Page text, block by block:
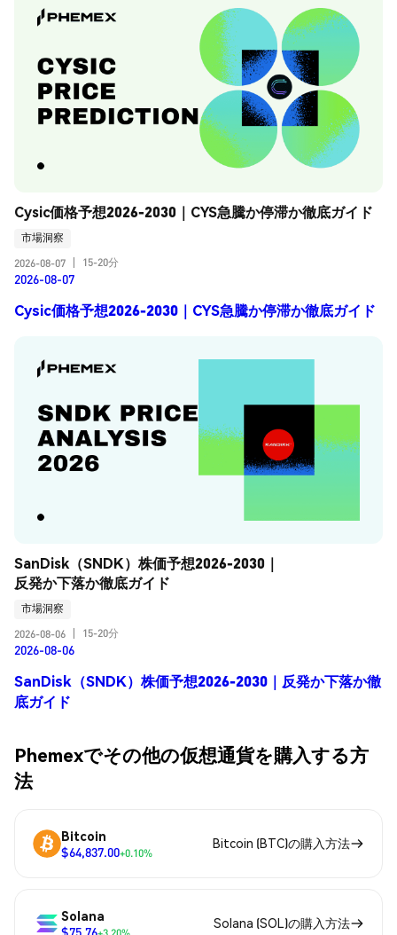
Cysic価格予想2026-2030｜CYS急騰か停滞か徹底ガイド
市場洞察
2026-08-07
15-20分
2026-08-07
Cysic価格予想2026-2030｜CYS急騰か停滞か徹底ガイド
SanDisk（SNDK）株価予想2026-2030｜
反発か下落か徹底ガイド
市場洞察
2026-08-06
15-20分
2026-08-06
SanDisk（SNDK）株価予想2026-2030｜反発か下落か徹
底ガイド
Phemexでその他の仮想通貨を購入する方
法
Bitcoin
$64,837.00+0.10%
Bitcoin (BTC)の購入方法
Solana
$75.76
Solana (SOL)の購入方法